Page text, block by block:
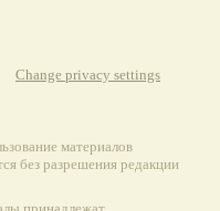
Change privacy settings
материалов
без разрешения редакции